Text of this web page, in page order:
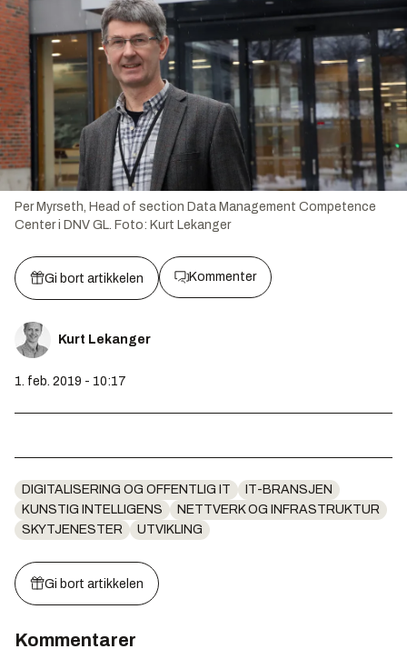
Per Myrseth, Head of section Data Management Competence
Center i DNV GL. Foto: Kurt Lekanger
Gi bort artikkelen Kommenter
Kurt Lekanger
1. feb. 2019 - 10:17
DIGITALISERING OG OFFENTLIG IT
IT-BRANSJEN
KUNSTIG INTELLIGENS
NETTVERK OG INFRASTRUKTUR
SKYTJENESTER
UTVIKLING
Gi bort artikkelen
Kommentarer